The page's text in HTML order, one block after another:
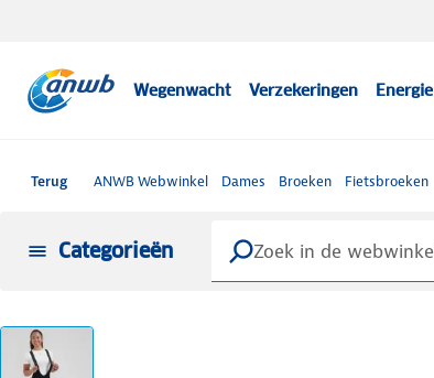
Wegenwacht Verzekeringen Energie
Terug ANWB Webwinkel Dames Broeken Fietsbroeken
Categorieën